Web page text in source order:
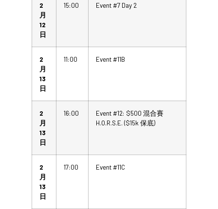
2
月
12
日
15:00 Event #7 Day 2
2
月
13
日
11:00 Event #11B
2
月
13
日
16:00
Event #12: $500 混合賽
H.O.R.S.E. ($15k 保底)
2
月
13
日
17:00 Event #11C